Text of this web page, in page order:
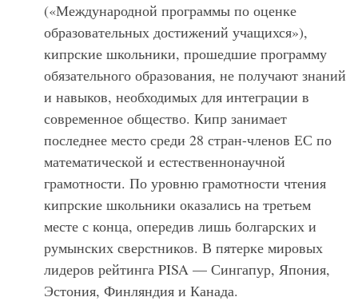
(«Международной программы по оценке
образовательных достижений учащихся»),
кипрские школьники, прошедшие программу
обязательного образования, не получают знаний
и навыков, необходимых для интеграции в
современное общество. Кипр занимает
последнее место среди 28 стран-членов ЕС по
математической и естественнонаучной
грамотности. По уровню грамотности чтения
кипрские школьники оказались на третьем
месте с конца, опередив лишь болгарских и
румынских сверстников. В пятерке мировых
лидеров рейтинга PISA — Сингапур, Япония,
Эстония, Финляндия и Канада.